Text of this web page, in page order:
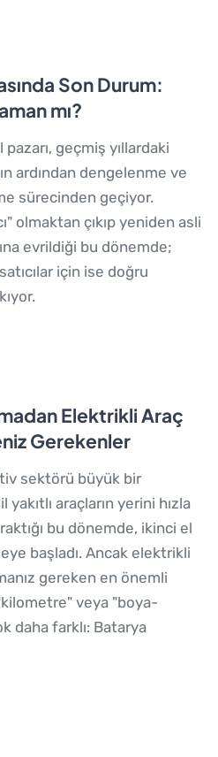
Son Durum:
mı?
geçmiş yıllardaki
ardından dengelenme ve
sürecinden geçiyor.
olmaktan çıkıp yeniden asli
evrildiği bu dönemde;
için ise doğru
Elektrikli Araç
Gerekenler
sektörü büyük bir
araçların yerini hızla
bu dönemde, ikinci el
başladı. Ancak elektrikli
gereken en önemli
veya "boya-
daha farklı: Batarya